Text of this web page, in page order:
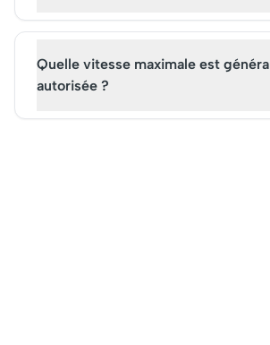
Quelle vitesse maximale est
autorisée ?